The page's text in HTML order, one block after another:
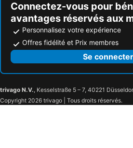
Connectez-vous pour
avantages réservés aux
Personnalisez votre expérience
Offres fidélité et Prix membres
Se connecter
trivago N.V., Kesselstraße 5 – 7, 40221
Copyright 2026 trivago | Tous droits réservés.